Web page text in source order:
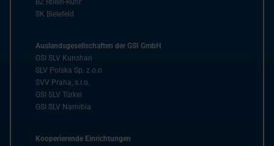
BZ Rhein-Ruhr
SK Bielefeld
Auslandsgesellschaften der GSI GmbH
GSI SLV Kunshan
SLV Polska Sp. z.o.o
SVV Praha, s.r.o.
GSI SLV Türkei
GSI SLV Namibia
Kooperierende Einrichtungen